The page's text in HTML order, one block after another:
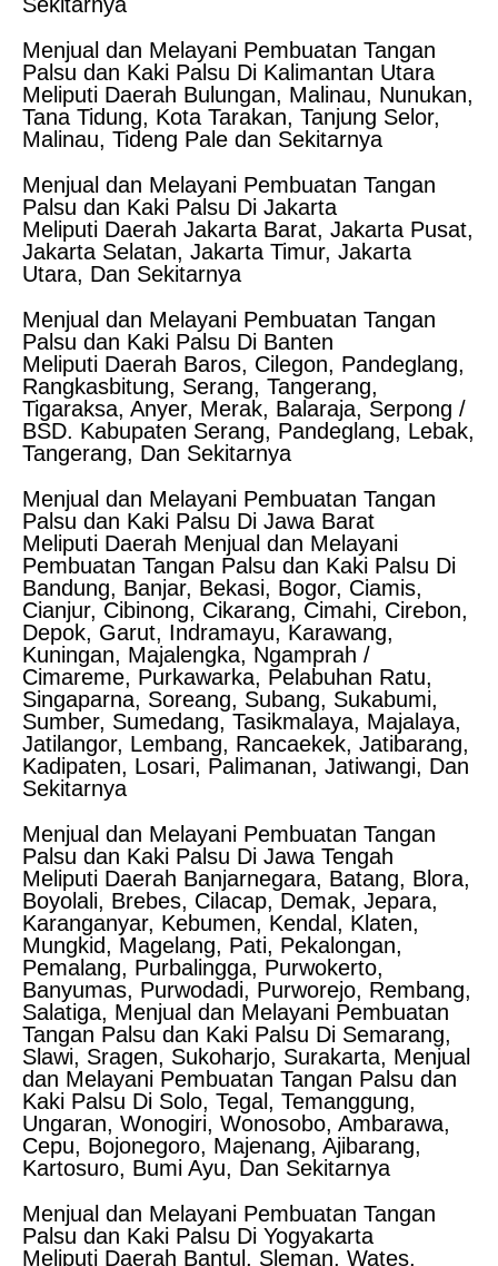
Sekitarnya
Menjual dan Melayani Pembuatan Tangan
Palsu dan Kaki Palsu Di Kalimantan Utara
Meliputi Daerah Bulungan, Malinau, Nunukan,
Tana Tidung, Kota Tarakan, Tanjung Selor,
Malinau, Tideng Pale dan Sekitarnya
Menjual dan Melayani Pembuatan Tangan
Palsu dan Kaki Palsu Di Jakarta
Meliputi Daerah Jakarta Barat, Jakarta Pusat,
Jakarta Selatan, Jakarta Timur, Jakarta
Utara, Dan Sekitarnya
Menjual dan Melayani Pembuatan Tangan
Palsu dan Kaki Palsu Di Banten
Meliputi Daerah Baros, Cilegon, Pandeglang,
Rangkasbitung, Serang, Tangerang,
Tigaraksa, Anyer, Merak, Balaraja, Serpong /
BSD. Kabupaten Serang, Pandeglang, Lebak,
Tangerang, Dan Sekitarnya
Menjual dan Melayani Pembuatan Tangan
Palsu dan Kaki Palsu Di Jawa Barat
Meliputi Daerah Menjual dan Melayani
Pembuatan Tangan Palsu dan Kaki Palsu Di
Bandung, Banjar, Bekasi, Bogor, Ciamis,
Cianjur, Cibinong, Cikarang, Cimahi, Cirebon,
Depok, Garut, Indramayu, Karawang,
Kuningan, Majalengka, Ngamprah /
Cimareme, Purkawarka, Pelabuhan Ratu,
Singaparna, Soreang, Subang, Sukabumi,
Sumber, Sumedang, Tasikmalaya, Majalaya,
Jatilangor, Lembang, Rancaekek, Jatibarang,
Kadipaten, Losari, Palimanan, Jatiwangi, Dan
Sekitarnya
Menjual dan Melayani Pembuatan Tangan
Palsu dan Kaki Palsu Di Jawa Tengah
Meliputi Daerah Banjarnegara, Batang, Blora,
Boyolali, Brebes, Cilacap, Demak, Jepara,
Karanganyar, Kebumen, Kendal, Klaten,
Mungkid, Magelang, Pati, Pekalongan,
Pemalang, Purbalingga, Purwokerto,
Banyumas, Purwodadi, Purworejo, Rembang,
Salatiga, Menjual dan Melayani Pembuatan
Tangan Palsu dan Kaki Palsu Di Semarang,
Slawi, Sragen, Sukoharjo, Surakarta, Menjual
dan Melayani Pembuatan Tangan Palsu dan
Kaki Palsu Di Solo, Tegal, Temanggung,
Ungaran, Wonogiri, Wonosobo, Ambarawa,
Cepu, Bojonegoro, Majenang, Ajibarang,
Kartosuro, Bumi Ayu, Dan Sekitarnya
Menjual dan Melayani Pembuatan Tangan
Palsu dan Kaki Palsu Di Yogyakarta
Meliputi Daerah Bantul, Sleman, Wates,